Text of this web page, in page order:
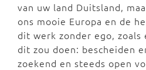
van uw land Duitsland,
ons mooie Europa en de
dit werk zonder ego, zoals
dit zou doen: bescheiden
zoekend en steeds open